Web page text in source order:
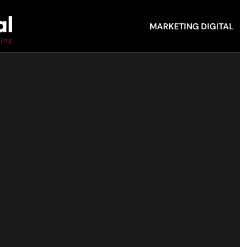
MARKETING DIGITAL